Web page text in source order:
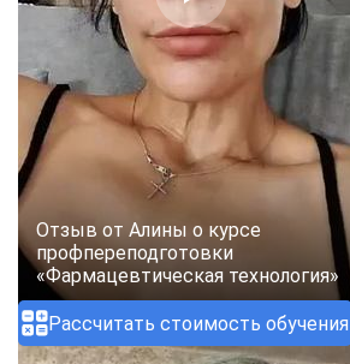
Рассчитать стоимость обучения
Отзыв от Алины о курсе
профпереподготовки
«Фармацевтическая технология»
ChatApp